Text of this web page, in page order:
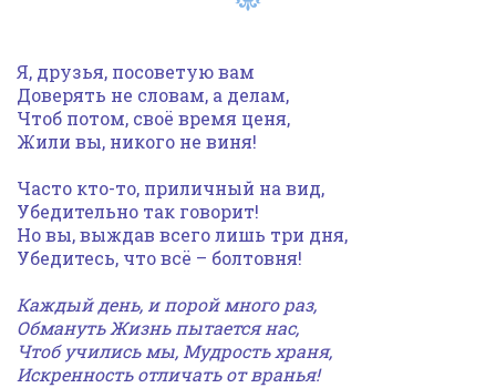
Я, друзья, посоветую вам
Доверять не словам, а делам,
Чтоб потом, своё время ценя,
Жили вы, никого не виня!
Часто кто-то, приличный на вид,
Убедительно так говорит!
Но вы, выждав всего лишь три дня,
Убедитесь, что всё – болтовня!
Каждый день, и порой много раз,
Обмануть Жизнь пытается нас,
Чтоб учились мы, Мудрость храня,
Искренность отличать от вранья!